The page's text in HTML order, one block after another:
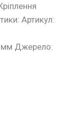
Артикул:
мм Джерело: